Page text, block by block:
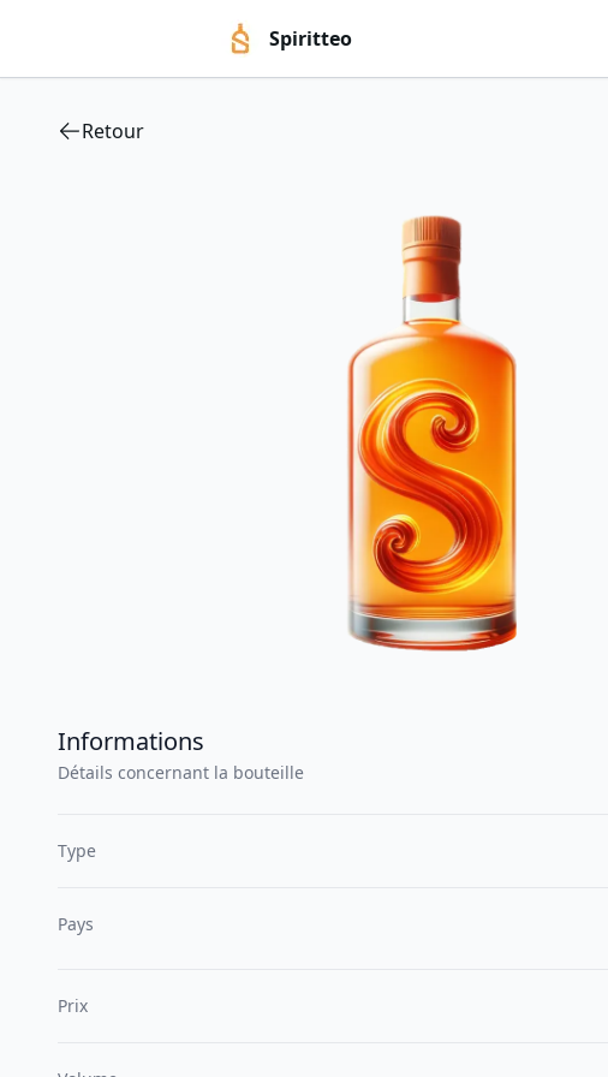
Spiritteo
Retour
Informations
Détails concernant la bouteille
Type
Pays
Prix